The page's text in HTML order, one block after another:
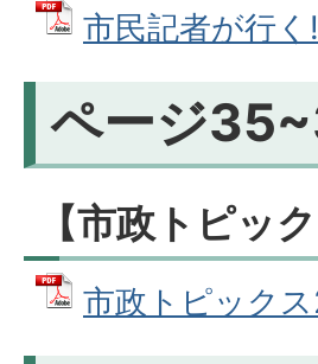
市民記者が行
ページ
【市政トピッ
市政トピック